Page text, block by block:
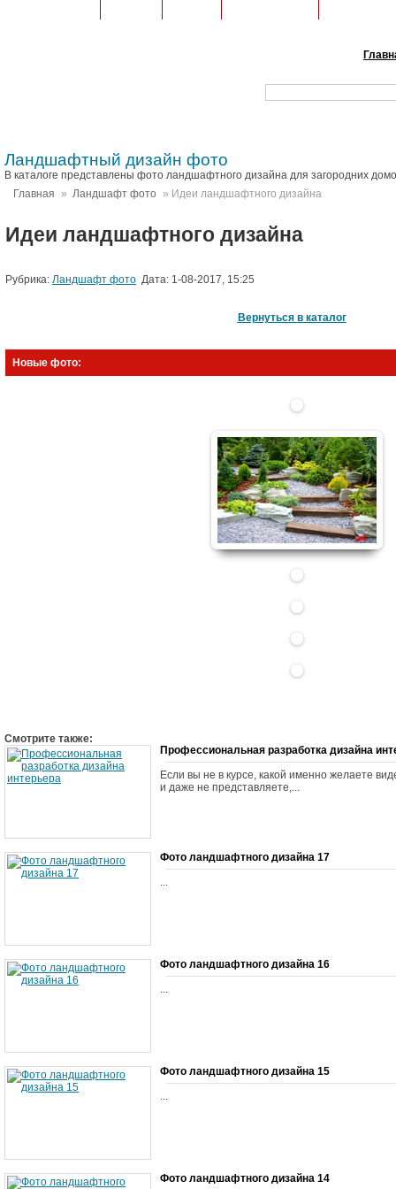
Ландшафтный дизайн фото
В каталоге представлены фото ландшафтного дизайна для загородних
Главная » Ландшафт фото » Идеи ландшафтного дизайна
Идеи ландшафтного дизайна
Рубрика: Ландшафт фото Дата: 1-08-2017, 15:25
Вернуться в каталог
Новые фото:
Смотрите также:
Профессиональная разработка дизайна
Если вы не в курсе, какой именно желаете
и даже не представляете,...
Фото ландшафтного дизайна 17
...
Фото ландшафтного дизайна 16
...
Фото ландшафтного дизайна 15
...
Фото ландшафтного дизайна 14